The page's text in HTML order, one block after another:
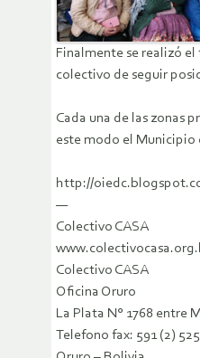
Finalmente se realizó
colectivo de seguir
Cada una de las zonas
este modo el Municipio
http://
—
Colectivo CASA
Colectivo CASA
Oficina Oruro
La Plata N° 1768 entre
Telefono fax: 591 (2)